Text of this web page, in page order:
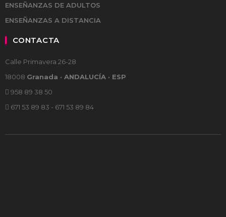
ENSEÑANZAS DE ADULTOS
ENSEÑANZAS A DISTANCIA
CONTACTA
Calle Primavera 26-28
18008 Granada · ANDALUCÍA · ESP
958 89 38 50
671 53 89 83 - 671 53 89 84